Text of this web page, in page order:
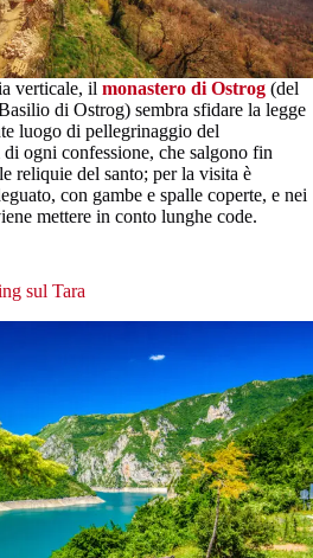
verticale, il monastero di Ostrog (del
di Ostrog) sembra sfidare la legge
luogo di pellegrinaggio del
ogni confessione, che salgono fin
reliquie del santo; per la visita è
con gambe e spalle coperte, e nei
mettere in conto lunghe code.
sul Tara